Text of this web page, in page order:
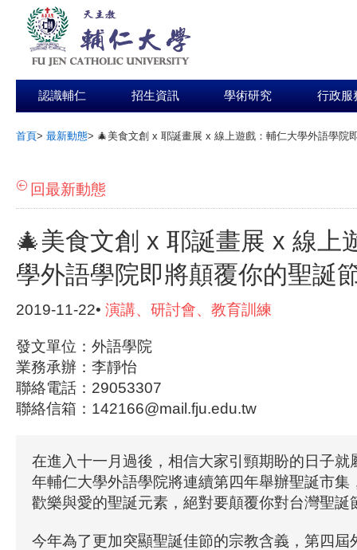
認識輔仁 招生資訊 學術研究 行政服
首頁> 最新動態> 🎄美食文創 x 耶誕畫展 x 線上遊戲：輔仁大學外語學院
回最新動態
🎄美食文創 x 耶誕畫展 x 線上
學外語學院即將顛覆你的聖誕
2019-11-22• 演講、研討會、教育訓練
發文單位：外語學院
業務承辦：李靜怡
聯絡電話：29053307
聯絡信箱：142166@mail.fju.edu.tw
在進入十一月過後，相信大家引頸期盼的日子就
年輔仁大學外語學院將連續第四年舉辦聖誕市集
歡樂與愛的聖誕元素，絕對要顛覆你對台灣聖誕
今年為了更加突顯聖誕佳節的宗教含義，第四屆